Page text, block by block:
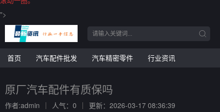
">
首页 汽车配件批发 汽车精密零件 行业资讯
原厂汽车配件有质保吗
作者:admin 人气：0
更新：2026-03-17 08:36:39